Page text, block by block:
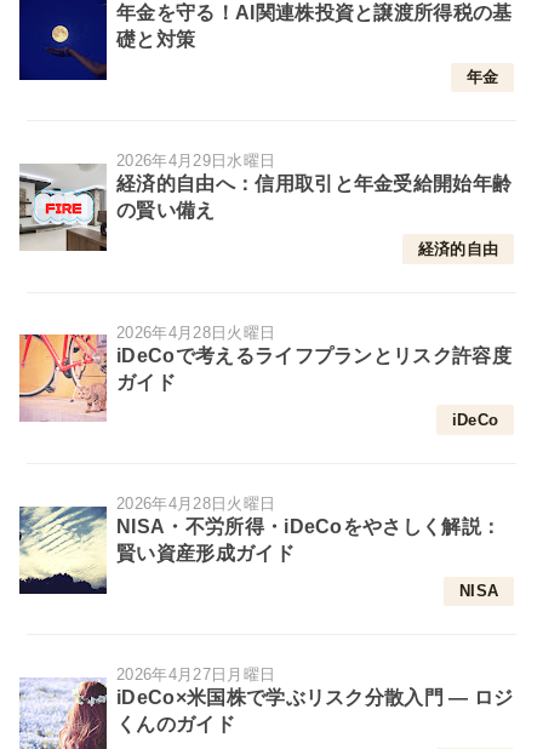
年金を守る！AI関連株投資と譲渡所得税の基
礎と対策
年金
2026年4月29日水曜日
経済的自由へ：信用取引と年金受給開始年齢
の賢い備え
経済的自由
2026年4月28日火曜日
iDeCoで考えるライフプランとリスク許容度
ガイド
iDeCo
2026年4月28日火曜日
NISA・不労所得・iDeCoをやさしく解説：
賢い資産形成ガイド
NISA
2026年4月27日月曜日
iDeCo×米国株で学ぶリスク分散入門 — ロジ
くんのガイド